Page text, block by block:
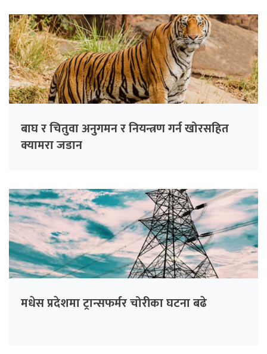
बाघ र चितुवा अनुगमन र नियन्त्रण गर्न खोरसहित
क्यामरा जडान
मधेस प्रदेशमा ट्रान्सफर्मर चोरीका घटना बढे